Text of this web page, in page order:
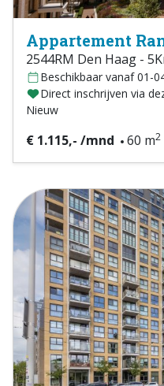
Appartement
2544RM Den Haag -
Beschikbaar vanaf 01-
Direct inschrijven via
Nieuw
€ 1.115,- /mnd 60 m2